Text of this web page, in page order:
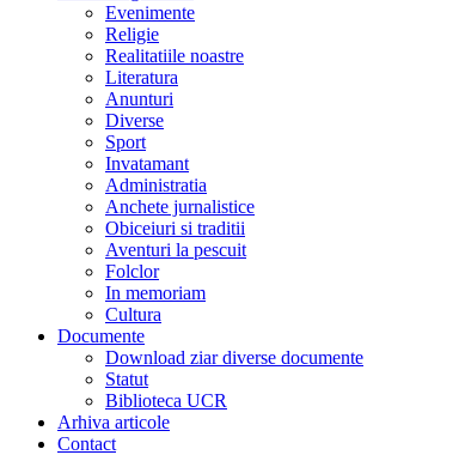
Evenimente
Religie
Realitatiile noastre
Literatura
Anunturi
Diverse
Sport
Invatamant
Administratia
Anchete jurnalistice
Obiceiuri si traditii
Aventuri la pescuit
Folclor
In memoriam
Cultura
Documente
Download ziar diverse documente
Statut
Biblioteca UCR
Arhiva articole
Contact